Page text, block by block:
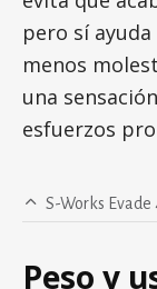
pero sí
menos
una
esfuerzos
S-Works Evade
Peso y